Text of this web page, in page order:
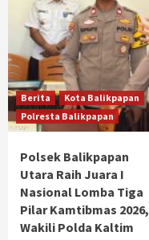
Berita
Kota Balikpapan
Polresta Balikpapan
Polsek Balikpapan
Utara Raih Juara I
Nasional Lomba Tiga
Pilar Kamtibmas 2026,
Wakili Polda Kaltim